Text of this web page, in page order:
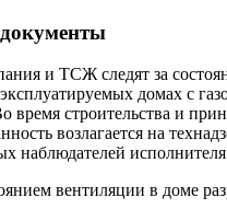
и ТСЖ следят за
домах с
время строительства и
возлагается на
наблюдателей
вентиляции в доме